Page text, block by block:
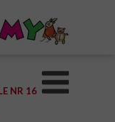
NR 16